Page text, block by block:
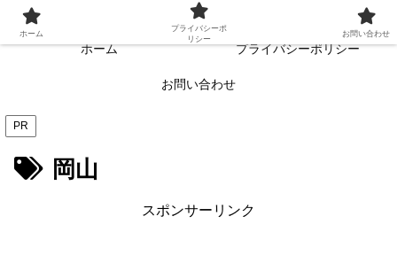
常に読者目線・読者ファーストを目指す!!
ホーム プライバシーポリシー
お問い合わせ
PR
岡山
スポンサーリンク
ホーム
プライバシーポ
リシー
お問い合わせ